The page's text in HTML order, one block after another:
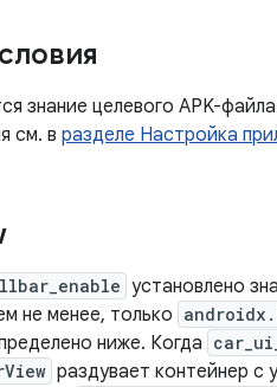
знание целевого APK-
см. в разделе Настройка
установлено
не менее, только
ниже. Когда
раздувает контейнер с